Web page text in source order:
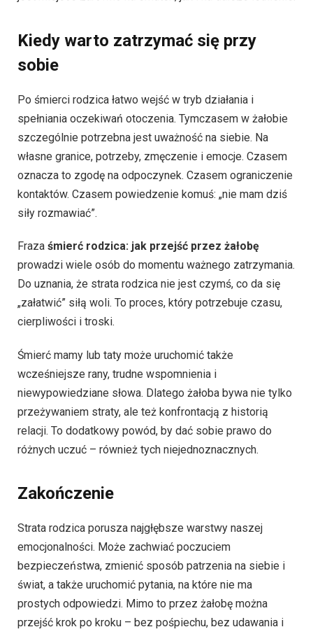
Kiedy warto zatrzymać się przy
sobie
Po śmierci rodzica łatwo wejść w tryb działania i
spełniania oczekiwań otoczenia. Tymczasem w żałobie
szczególnie potrzebna jest uważność na siebie. Na
własne granice, potrzeby, zmęczenie i emocje. Czasem
oznacza to zgodę na odpoczynek. Czasem ograniczenie
kontaktów. Czasem powiedzenie komuś: „nie mam dziś
siły rozmawiać”.
Fraza śmierć rodzica: jak przejść przez żałobę
prowadzi wiele osób do momentu ważnego zatrzymania.
Do uznania, że strata rodzica nie jest czymś, co da się
„załatwić” siłą woli. To proces, który potrzebuje czasu,
cierpliwości i troski.
Śmierć mamy lub taty może uruchomić także
wcześniejsze rany, trudne wspomnienia i
niewypowiedziane słowa. Dlatego żałoba bywa nie tylko
przeżywaniem straty, ale też konfrontacją z historią
relacji. To dodatkowy powód, by dać sobie prawo do
różnych uczuć – również tych niejednoznacznych.
Zakończenie
Strata rodzica porusza najgłębsze warstwy naszej
emocjonalności. Może zachwiać poczuciem
bezpieczeństwa, zmienić sposób patrzenia na siebie i
świat, a także uruchomić pytania, na które nie ma
prostych odpowiedzi. Mimo to przez żałobę można
przejść krok po kroku – bez pośpiechu, bez udawania i